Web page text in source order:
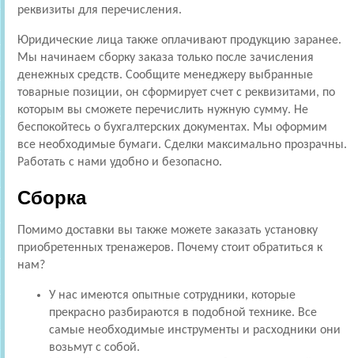
реквизиты для перечисления.
Юридические лица также оплачивают продукцию заранее.
Мы начинаем сборку заказа только после зачисления
денежных средств. Сообщите менеджеру выбранные
товарные позиции, он сформирует счет с реквизитами, по
которым вы сможете перечислить нужную сумму. Не
беспокойтесь о бухгалтерских документах. Мы оформим
все необходимые бумаги. Сделки максимально прозрачны.
Работать с нами удобно и безопасно.
Сборка
Помимо доставки вы также можете заказать установку
приобретенных тренажеров. Почему стоит обратиться к
нам?
У нас имеются опытные сотрудники, которые
прекрасно разбираются в подобной технике. Все
самые необходимые инструменты и расходники они
возьмут с собой.